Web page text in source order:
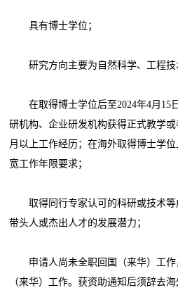
具有博士学位；
研究方向主要为自然科学、工程技
在取得博士学位后至2024年4月15
研机构、企业研发机构获得正式教学
月以上工作经历；在海外取得博士学
宽工作年限要求；
取得同行专家认可的科研或技术等
带头人或杰出人才的发展潜力；
申请人尚未全职回国（来华）工作
（来华）工作。获资助通知后须辞去